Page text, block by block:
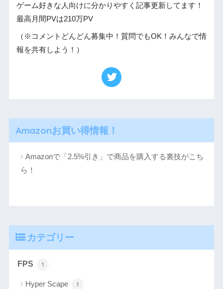
ゲーム好きな人向けに分かりやすく記事更新してます！
最高月間PVは210万PV
（※コメントどんどん募集中！質問でもOK！みんなで情
報を共有しよう！）
Amazonお買い得情報！
Amazonで「2.5%引き」で商品を購入する裏技がこち
ら！
カテゴリー
FPS 1
Hyper Scape 1